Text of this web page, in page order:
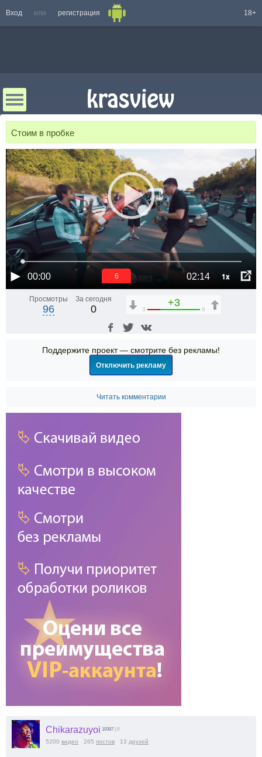
Вход или регистрация 18+
Стоим в пробке
00:00 02:14 1x
6
Просмотры
96
За сегодня
0
+3
3 6
Поддержите проект — смотрите без рекламы!
Отключить рекламу
Читать комментарии
Chikarazuyoi 19397 | 0
5200 видео 265 постов 13 друзей